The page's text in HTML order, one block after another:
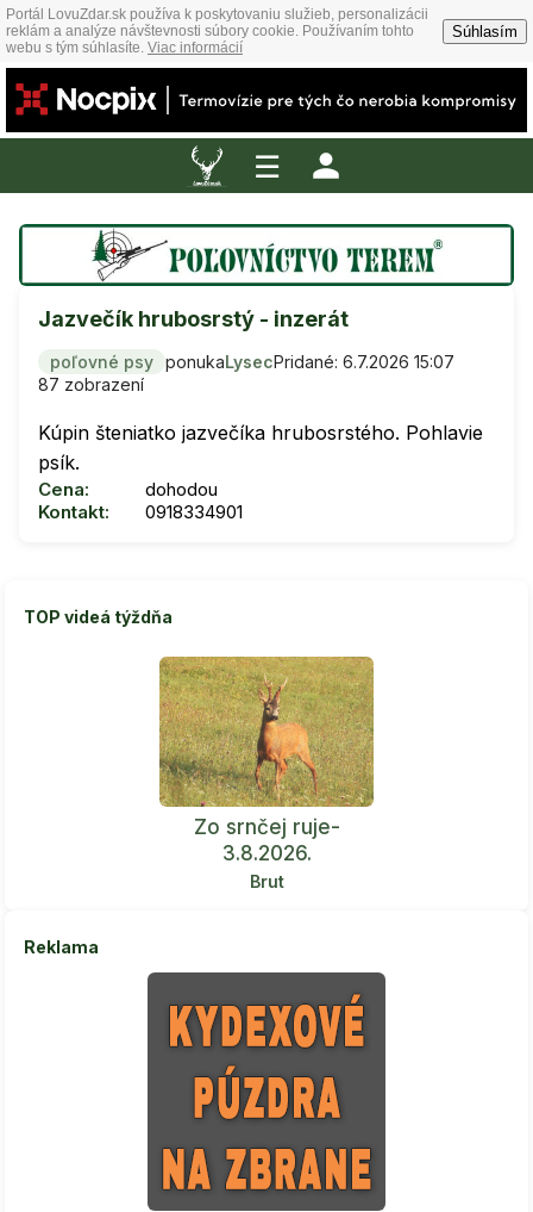
Portál LovuZdar.sk používa k poskytovaniu služieb, personalizácii
reklám a analýze návštevnosti súbory cookie. Používaním tohto
webu s tým súhlasíte. Viac informácií
Súhlasím
☰
Jazvečík hrubosrstý - inzerát
poľovné psy ponukaLysecPridané: 6.7.2026 15:07
87 zobrazení
Kúpin šteniatko jazvečíka hrubosrstého. Pohlavie
psík.
Cena:
dohodou
Kontakt:
0918334901
TOP videá týždňa
Zo srnčej ruje-
3.8.2026.
Brut
Reklama